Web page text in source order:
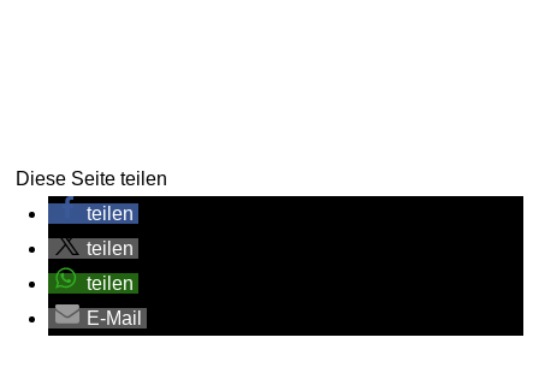
Diese Seite teilen
teilen
teilen
teilen
E-Mail